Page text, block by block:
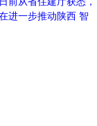
进一步推动陕西 智